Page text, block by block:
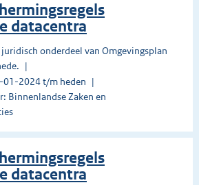
datacentra
juridisch onderdeel van Omgevingsplan
01-2024 t/m heden
Binnenlandse Zaken en
datacentra